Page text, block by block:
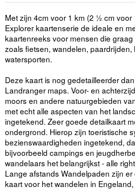
Met zijn 4cm voor 1 km (2 ½ cm voor
Explorer kaartenserie de ideale en
kaartenreeks voor mensen die
zoals fietsen, wandelen, paardrijden,
watersporten.
Deze kaart is nog gedetailleerder
Landranger maps. Voor- en
moors en andere natuurgebieden
met echt alle aspecten van het
ingetekend. Zeer goede detailkaart
ondergrond. Hierop zijn toeristische
bezienswaardigheden ingetekend,
bijvoorbeeld campings en
wandelaars het belangrijkst - alle
Lange afstands Wandelpaden zijn
kaart voor het wandelen in